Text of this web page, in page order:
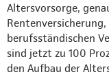
Altersvorsorge,
berufsständischen
sind jetzt zu 100
den Aufbau der